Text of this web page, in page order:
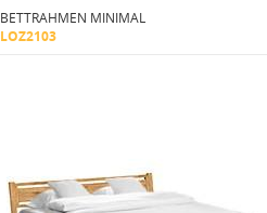
BETTRAHMEN MINIMAL
LOZ2103